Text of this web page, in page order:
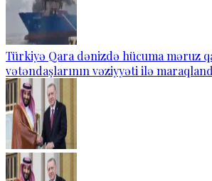
Türkiyə Qara dənizdə hücuma məruz
vətəndaşlarının vəziyyəti ilə